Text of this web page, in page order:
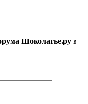
Шоколатье.ру в